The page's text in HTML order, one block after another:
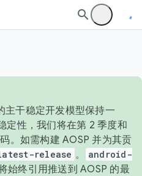
主干稳定开发模型保持一
定性，我们将在第 2 季度和
。如需构建 AOSP 并为其贡
release 。
android-
始终引用推送到 AOSP 的最